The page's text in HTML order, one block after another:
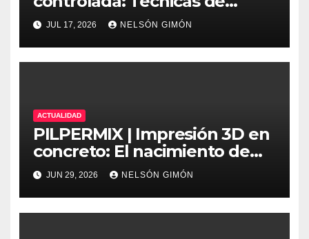
precisión y protocolos de
seguridad en la ingeniería
moderna
JUL 17, 2026 NELSÓN GIMÓN
ACTUALIDAD
PILPERMIX | Impresión 3D en
concreto: El nacimiento de
una nueva era arquitectónica
automatizada
JUN 29, 2026 NELSÓN GIMÓN